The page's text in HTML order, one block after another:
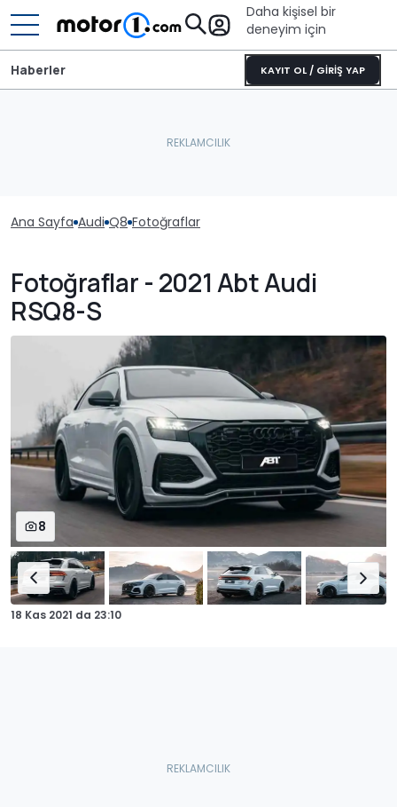
Daha kişisel bir
deneyim için
KAYIT OL / GİRİŞ YAP
Haberler
Ana Sayfa Audi Q8 Fotoğraflar
Fotoğraflar - 2021 Abt Audi
RSQ8-S
8
18 Kas 2021 da 23:10